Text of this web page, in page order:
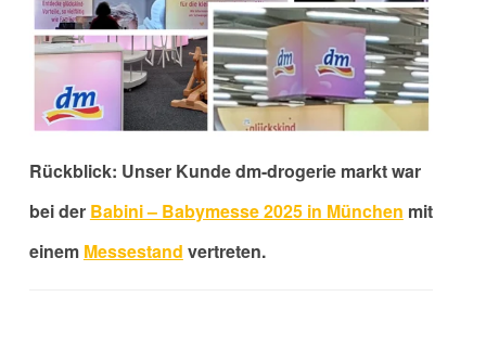
Rückblick: Unser Kunde dm-drogerie markt war
bei der Babini – Babymesse 2025 in München mit
einem Messestand vertreten.